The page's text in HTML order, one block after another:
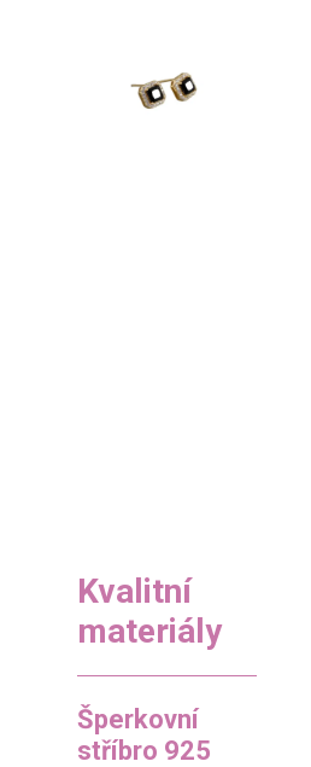
Kvalitní
materiály
Šperkovní
stříbro 925